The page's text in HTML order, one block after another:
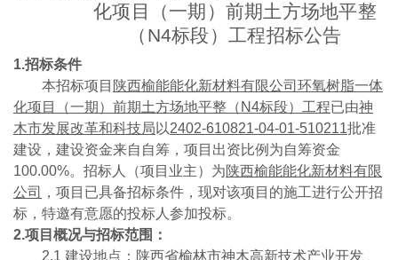
化项目（一期）前期土方场地平整
（N4标段）工程招标公告
1.招标条件
本招标项目 陕西榆能能化新材料有限公司环氧树脂一体
化项目（一期）前期土方场地平整（N4标段）工程已由神
木市发展改革和科技局 以2402-610821-04-01-510211批准
建设，建设资金来自自筹，项目出资比例为自筹资金
100.00%。招标人（项目业主）为陕西榆能能化新材料有限
公司
，项目已具备招标条件，现对该项目的施工进行公开招
标，特邀有意愿的投标人参加投标。
2.项目概况与招标范围：
2.1 建设地点： 陕西省榆林市神木高新技术产业开发